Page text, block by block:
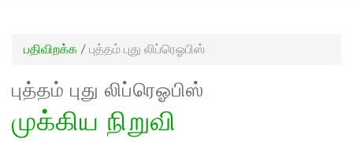
பதிவிறக்க / புத்தம் புது லிப்ரெஓபிஸ்
புத்தம் புது லிப்ரெஓபிஸ்
முக்கிய நிறுவி